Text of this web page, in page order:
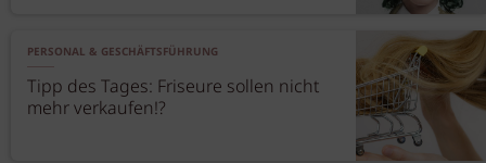
PERSONAL & GESCHÄFTSFÜHRUNG
Tipp des Tages: Friseure sollen nicht
mehr verkaufen!?